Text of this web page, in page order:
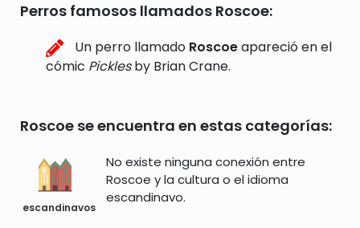
Perros famosos llamados Roscoe:
Un perro llamado Roscoeapareció en el
cómic Picklesby Brian Crane.
Roscoe se encuentra en estas categorías:
escandinavos
No existe ninguna conexión entre
Roscoe y la cultura o el idioma
escandinavo.